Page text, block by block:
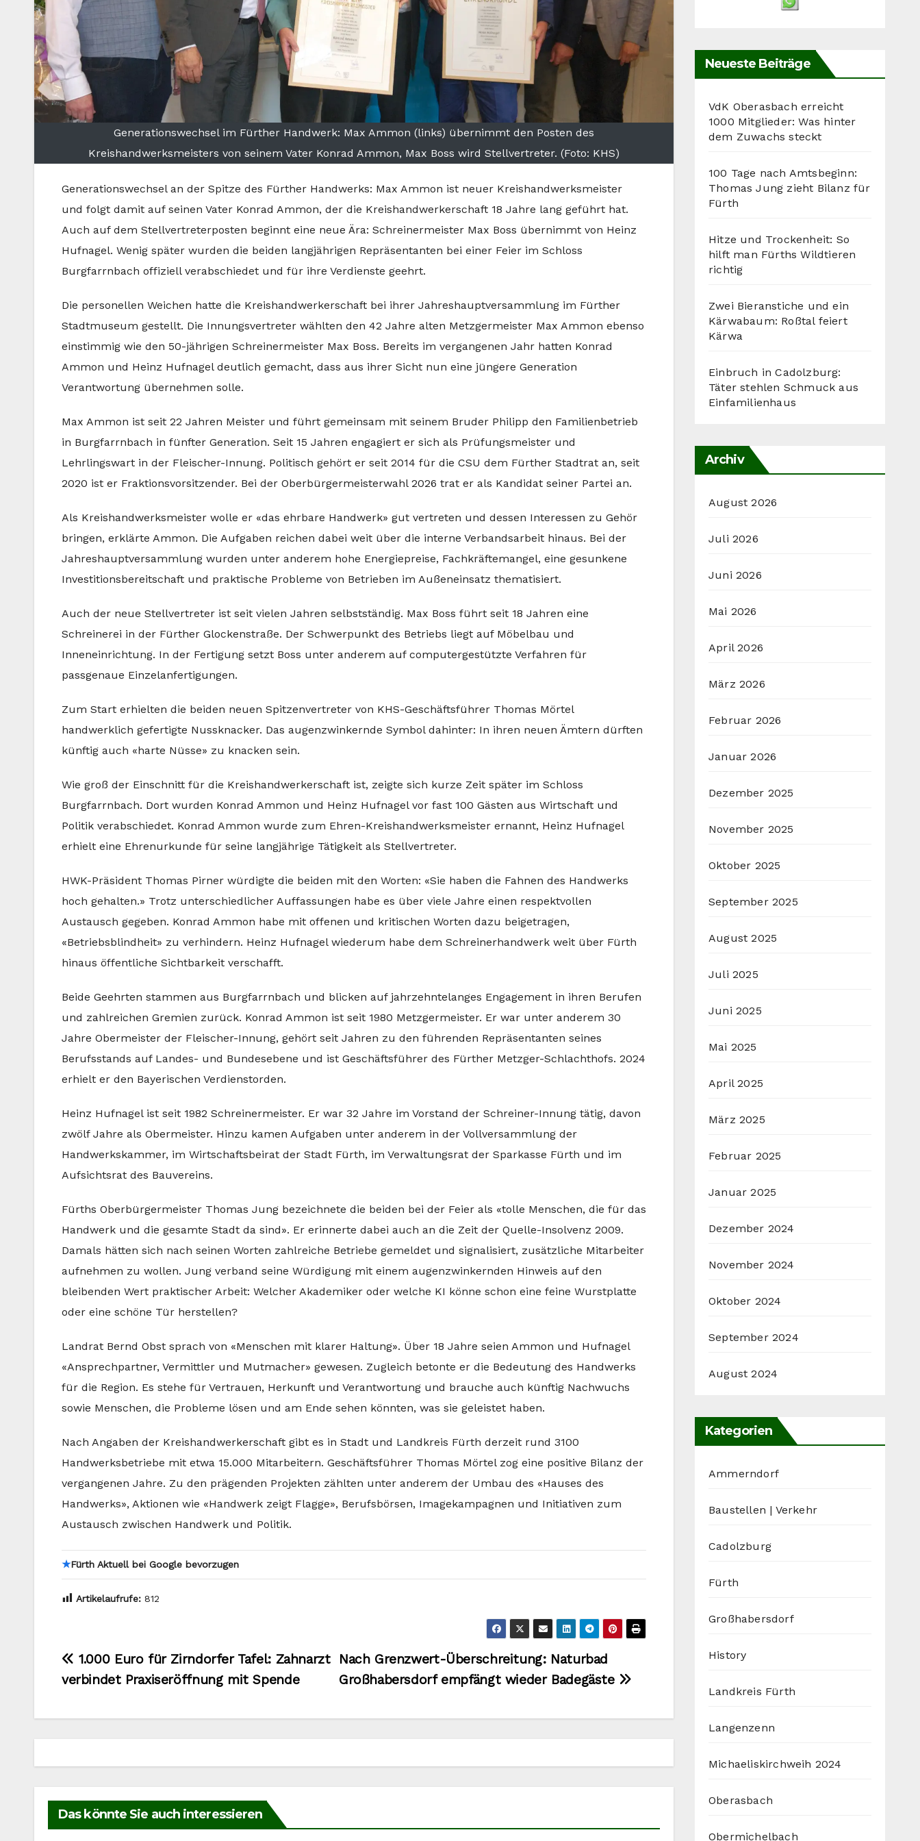
Generationswechsel im Fürther Handwerk: Max Ammon (links) übernimmt den Posten des
Kreishandwerksmeisters von seinem Vater Konrad Ammon, Max Boss wird Stellvertreter. (Foto: KHS)
Generationswechsel an der Spitze des Fürther Handwerks: Max Ammon ist neuer Kreishandwerksmeister
und folgt damit auf seinen Vater Konrad Ammon, der die Kreishandwerkerschaft 18 Jahre lang geführt hat.
Auch auf dem Stellvertreterposten beginnt eine neue Ära: Schreinermeister Max Boss übernimmt von Heinz
Hufnagel. Wenig später wurden die beiden langjährigen Repräsentanten bei einer Feier im Schloss
Burgfarrnbach offiziell verabschiedet und für ihre Verdienste geehrt.
Die personellen Weichen hatte die Kreishandwerkerschaft bei ihrer Jahreshauptversammlung im Fürther
Stadtmuseum gestellt. Die Innungsvertreter wählten den 42 Jahre alten Metzgermeister Max Ammon ebenso
einstimmig wie den 50-jährigen Schreinermeister Max Boss. Bereits im vergangenen Jahr hatten Konrad
Ammon und Heinz Hufnagel deutlich gemacht, dass aus ihrer Sicht nun eine jüngere Generation
Verantwortung übernehmen solle.
Max Ammon ist seit 22 Jahren Meister und führt gemeinsam mit seinem Bruder Philipp den Familienbetrieb
in Burgfarrnbach in fünfter Generation. Seit 15 Jahren engagiert er sich als Prüfungsmeister und
Lehrlingswart in der Fleischer-Innung. Politisch gehört er seit 2014 für die CSU dem Fürther Stadtrat an, seit
2020 ist er Fraktionsvorsitzender. Bei der Oberbürgermeisterwahl 2026 trat er als Kandidat seiner Partei an.
Als Kreishandwerksmeister wolle er «das ehrbare Handwerk» gut vertreten und dessen Interessen zu Gehör
bringen, erklärte Ammon. Die Aufgaben reichen dabei weit über die interne Verbandsarbeit hinaus. Bei der
Jahreshauptversammlung wurden unter anderem hohe Energiepreise, Fachkräftemangel, eine gesunkene
Investitionsbereitschaft und praktische Probleme von Betrieben im Außeneinsatz thematisiert.
Auch der neue Stellvertreter ist seit vielen Jahren selbstständig. Max Boss führt seit 18 Jahren eine
Schreinerei in der Fürther Glockenstraße. Der Schwerpunkt des Betriebs liegt auf Möbelbau und
Inneneinrichtung. In der Fertigung setzt Boss unter anderem auf computergestützte Verfahren für
passgenaue Einzelanfertigungen.
Zum Start erhielten die beiden neuen Spitzenvertreter von KHS-Geschäftsführer Thomas Mörtel
handwerklich gefertigte Nussknacker. Das augenzwinkernde Symbol dahinter: In ihren neuen Ämtern dürften
künftig auch «harte Nüsse» zu knacken sein.
Wie groß der Einschnitt für die Kreishandwerkerschaft ist, zeigte sich kurze Zeit später im Schloss
Burgfarrnbach. Dort wurden Konrad Ammon und Heinz Hufnagel vor fast 100 Gästen aus Wirtschaft und
Politik verabschiedet. Konrad Ammon wurde zum Ehren-Kreishandwerksmeister ernannt, Heinz Hufnagel
erhielt eine Ehrenurkunde für seine langjährige Tätigkeit als Stellvertreter.
HWK-Präsident Thomas Pirner würdigte die beiden mit den Worten: «Sie haben die Fahnen des Handwerks
hoch gehalten.» Trotz unterschiedlicher Auffassungen habe es über viele Jahre einen respektvollen
Austausch gegeben. Konrad Ammon habe mit offenen und kritischen Worten dazu beigetragen,
«Betriebsblindheit» zu verhindern. Heinz Hufnagel wiederum habe dem Schreinerhandwerk weit über Fürth
hinaus öffentliche Sichtbarkeit verschafft.
Beide Geehrten stammen aus Burgfarrnbach und blicken auf jahrzehntelanges Engagement in ihren Berufen
und zahlreichen Gremien zurück. Konrad Ammon ist seit 1980 Metzgermeister. Er war unter anderem 30
Jahre Obermeister der Fleischer-Innung, gehört seit Jahren zu den führenden Repräsentanten seines
Berufsstands auf Landes- und Bundesebene und ist Geschäftsführer des Fürther Metzger-Schlachthofs. 2024
erhielt er den Bayerischen Verdienstorden.
Heinz Hufnagel ist seit 1982 Schreinermeister. Er war 32 Jahre im Vorstand der Schreiner-Innung tätig, davon
zwölf Jahre als Obermeister. Hinzu kamen Aufgaben unter anderem in der Vollversammlung der
Handwerkskammer, im Wirtschaftsbeirat der Stadt Fürth, im Verwaltungsrat der Sparkasse Fürth und im
Aufsichtsrat des Bauvereins.
Fürths Oberbürgermeister Thomas Jung bezeichnete die beiden bei der Feier als «tolle Menschen, die für das
Handwerk und die gesamte Stadt da sind». Er erinnerte dabei auch an die Zeit der Quelle-Insolvenz 2009.
Damals hätten sich nach seinen Worten zahlreiche Betriebe gemeldet und signalisiert, zusätzliche Mitarbeiter
aufnehmen zu wollen. Jung verband seine Würdigung mit einem augenzwinkernden Hinweis auf den
bleibenden Wert praktischer Arbeit: Welcher Akademiker oder welche KI könne schon eine feine Wurstplatte
oder eine schöne Tür herstellen?
Landrat Bernd Obst sprach von «Menschen mit klarer Haltung». Über 18 Jahre seien Ammon und Hufnagel
«Ansprechpartner, Vermittler und Mutmacher» gewesen. Zugleich betonte er die Bedeutung des Handwerks
für die Region. Es stehe für Vertrauen, Herkunft und Verantwortung und brauche auch künftig Nachwuchs
sowie Menschen, die Probleme lösen und am Ende sehen könnten, was sie geleistet haben.
Nach Angaben der Kreishandwerkerschaft gibt es in Stadt und Landkreis Fürth derzeit rund 3100
Handwerksbetriebe mit etwa 15.000 Mitarbeitern. Geschäftsführer Thomas Mörtel zog eine positive Bilanz der
vergangenen Jahre. Zu den prägenden Projekten zählten unter anderem der Umbau des «Hauses des
Handwerks», Aktionen wie «Handwerk zeigt Flagge», Berufsbörsen, Imagekampagnen und Initiativen zum
Austausch zwischen Handwerk und Politik.
★Fürth Aktuell bei Google bevorzugen
Artikelaufrufe: 812
Beitragsnavigation
Nach Grenzwert-Überschreitung: Naturbad
Großhabersdorf empfängt wieder Badegäste
1.000 Euro für Zirndorfer Tafel: Zahnarzt
verbindet Praxiseröffnung mit Spende
Das könnte Sie auch interessieren
Neueste Beiträge
VdK Oberasbach erreicht
1000 Mitglieder: Was hinter
dem Zuwachs steckt
100 Tage nach Amtsbeginn:
Thomas Jung zieht Bilanz für
Fürth
Hitze und Trockenheit: So
hilft man Fürths Wildtieren
richtig
Zwei Bieranstiche und ein
Kärwabaum: Roßtal feiert
Kärwa
Einbruch in Cadolzburg:
Täter stehlen Schmuck aus
Einfamilienhaus
Archiv
August 2026
Juli 2026
Juni 2026
Mai 2026
April 2026
März 2026
Februar 2026
Januar 2026
Dezember 2025
November 2025
Oktober 2025
September 2025
August 2025
Juli 2025
Juni 2025
Mai 2025
April 2025
März 2025
Februar 2025
Januar 2025
Dezember 2024
November 2024
Oktober 2024
September 2024
August 2024
Kategorien
Ammerndorf
Baustellen | Verkehr
Cadolzburg
Fürth
Großhabersdorf
History
Landkreis Fürth
Langenzenn
Michaeliskirchweih 2024
Oberasbach
Obermichelbach